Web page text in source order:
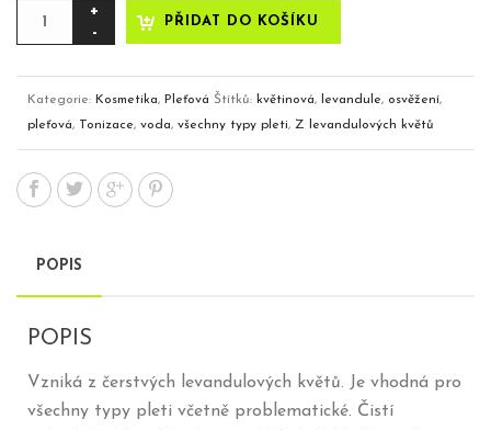
PŘIDAT DO KOŠÍKU
Kategorie: Kosmetika, Pleťová Štítků: květinová, levandule, osvěžení,
pleťová, Tonizace, voda, všechny typy pleti, Z levandulových květů
POPIS
POPIS
Vzniká z čerstvých levandulových květů. Je vhodná pro
všechny typy pleti včetně problematické. Čistí